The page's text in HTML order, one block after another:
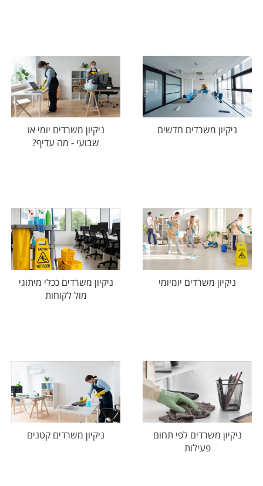
ניקיון משרדים חדשים
ניקיון משרדים יומי או
שבועי - מה עדיף?
ניקיון משרדים יומיומי
ניקיון משרדים ככלי מיתוגי
מול לקוחות
ניקיון משרדים לפי תחום
פעילות
ניקיון משרדים קטנים